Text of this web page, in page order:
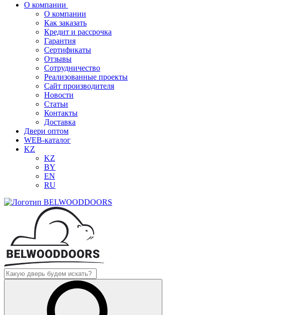
О компании
О компании
Как заказать
Кредит и рассрочка
Гарантия
Сертификаты
Отзывы
Сотрудничество
Реализованные проекты
Сайт производителя
Новости
Статьи
Контакты
Доставка
Двери оптом
WEB-каталог
KZ
KZ
BY
EN
RU